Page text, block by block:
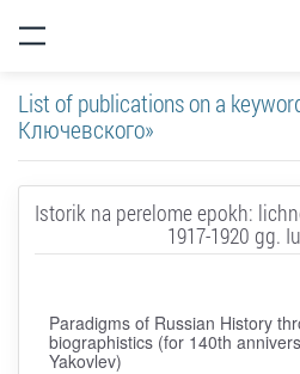
List of publications on a
Ключевского»
Istorik na perelome epokh:
1917-1920 gg.
Paradigms of Russian History
biographistics (for 140th
Yakovlev)